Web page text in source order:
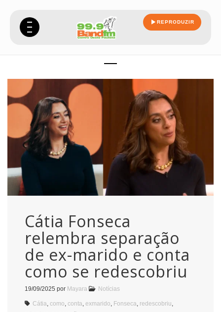
REPRODUZIR
Cátia Fonseca
relembra separação
de ex-marido e conta
como se redescobriu
19/09/2025 por Mayara Notícias
Cátia como conta exmarido Fonseca redescobriu